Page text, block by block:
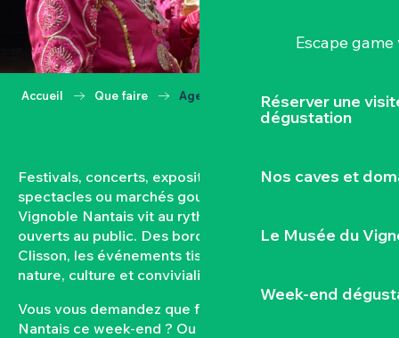
Escape
Réserver une
dégustation
Nos caves et
Le Musée du
Week-end
Accueil Que faire Agenda
Festivals, concerts, expositions, vendanges,
spectacles ou marchés gourmands… Toute l’année, le
Vignoble Nantais vit au rythme de ses rendez-vous
ouverts au public. Des bords de Loire aux coteaux de
Clisson, les événements tissent un lien fort entre
nature, culture et convivialité.
Vous vous demandez que faire dans le Vignoble
Nantais ce week-end ? Ou quel est l’agenda de